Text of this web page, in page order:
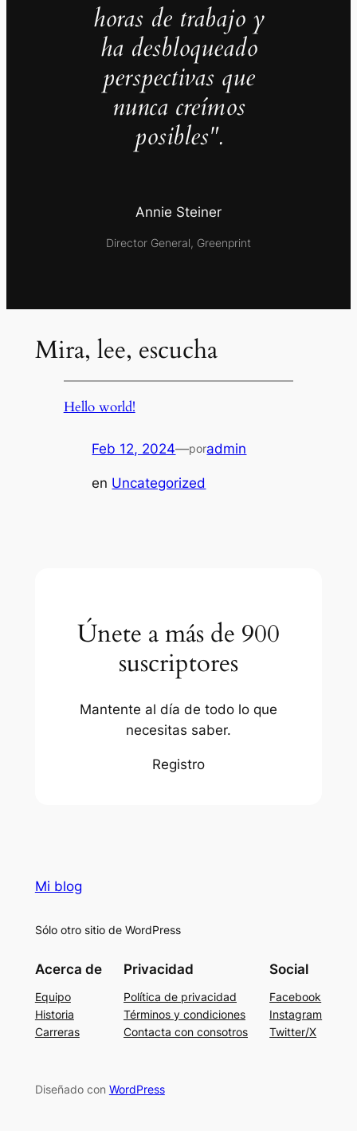
horas de trabajo y
ha desbloqueado
perspectivas que
nunca creímos
posibles".
Annie Steiner
Director General, Greenprint
Mira, lee, escucha
Hello world!
Feb 12, 2024—poradmin
en Uncategorized
Únete a más de 900
suscriptores
Mantente al día de todo lo que
necesitas saber.
Registro
Mi blog
Sólo otro sitio de WordPress
Acerca de
Equipo
Historia
Carreras
Privacidad
Política de privacidad
Términos y condiciones
Contacta con consotros
Social
Facebook
Instagram
Twitter/X
Diseñado con WordPress